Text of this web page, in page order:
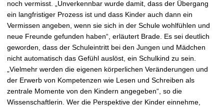
noch vermisst. „Unverkennbar wurde damit, dass der Übergang
ein langfristiger Prozess ist und dass Kinder auch dann ein
Vermissen angeben, wenn sie sich in der Schule wohlfühlen und
neue Freunde gefunden haben“, erläutert Brade. Es sei deutlich
geworden, dass der Schuleintritt bei den Jungen und Mädchen
nicht automatisch das Gefühl auslöst, ein Schulkind zu sein.
„Vielmehr werden die eigenen körperlichen Veränderungen und
der Erwerb von Kompetenzen wie Lesen und Schreiben als
zentrale Momente von den Kindern angegeben“, so die
Wissenschaftlerin. Wer die Perspektive der Kinder einnehme,